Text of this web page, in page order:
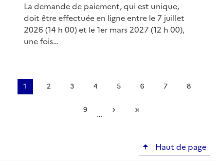
La demande de paiement, qui est unique,
doit être effectuée en ligne entre le 7 juillet
2026 (14 h 00) et le 1er mars 2027 (12 h 00),
une fois…
Pagination
Page
1
Page
2
Page
3
Page
4
Page
5
Page
6
Page
7
Page
8
Page
9 … Page suivanteDernière page
Haut de page